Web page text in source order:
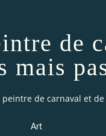
de
mais
peintre de carnaval et
Art